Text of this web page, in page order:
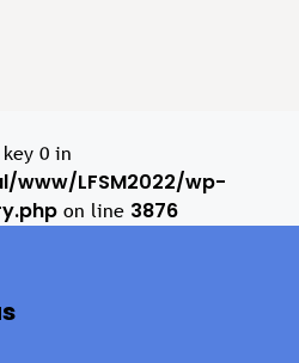
0 in
www/LFSM2022/wp-
on line 3876